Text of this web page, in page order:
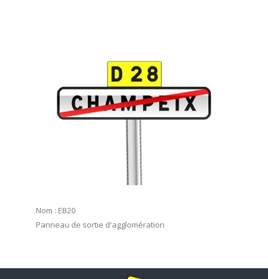
Nom : EB20
Panneau de sortie d'agglomération